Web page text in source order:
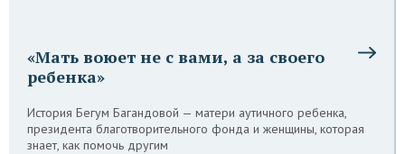
«Мать воюет не с вами, а за своего
ребенка»
История Бегум Багандовой — матери аутичного ребенка,
президента благотворительного фонда и женщины, которая
знает, как помочь другим